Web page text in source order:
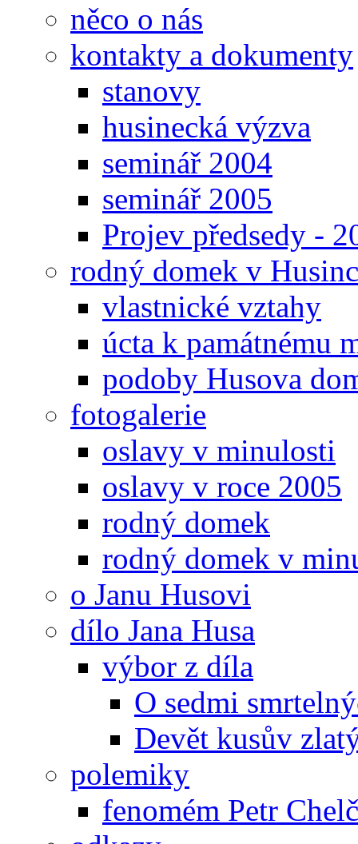
něco o nás
kontakty a dokumenty
stanovy
husinecká výzva
seminář 2004
seminář 2005
Projev předsedy -
rodný domek v
vlastnické vztahy
úcta k památnému
podoby Husova
fotogalerie
oslavy v minulosti
oslavy v roce 2005
rodný domek
rodný domek v
o Janu Husovi
dílo Jana Husa
výbor z díla
O sedmi
Devět kusův
polemiky
fenomém Petr